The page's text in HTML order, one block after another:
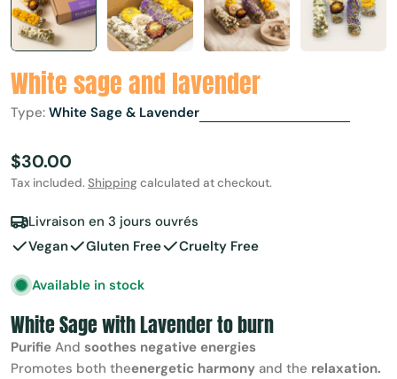
White sage and lavender
Type: White Sage & Lavender
Regular
price
$30.00
Tax included.Shippingcalculated at checkout.
Livraison en 3 jours ouvrés
Vegan
Gluten Free Cruelty Free
Available in stock
White Sage with Lavender to burn
Purifie And soothes negative energies
Promotes both theenergetic harmony and the relaxation.